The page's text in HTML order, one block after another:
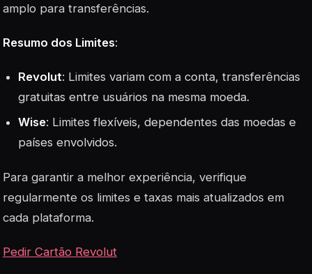
amplo para transferências.
Resumo dos Limites:
Revolut: Limites variam com a conta, transferências
gratuitas entre usuários na mesma moeda.
Wise: Limites flexíveis, dependentes das moedas e
países envolvidos.
Para garantir a melhor experiência, verifique
regularmente os limites e taxas mais atualizados em
cada plataforma.
Pedir Cartão Revolut